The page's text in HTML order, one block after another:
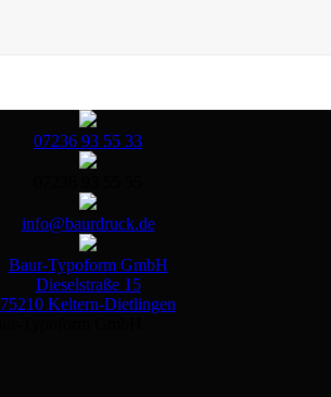
07236 93 55 33
info@baurdruck.de
Baur-Typoform GmbH
Dieselstraße 15
75210 Keltern-Dietlingen